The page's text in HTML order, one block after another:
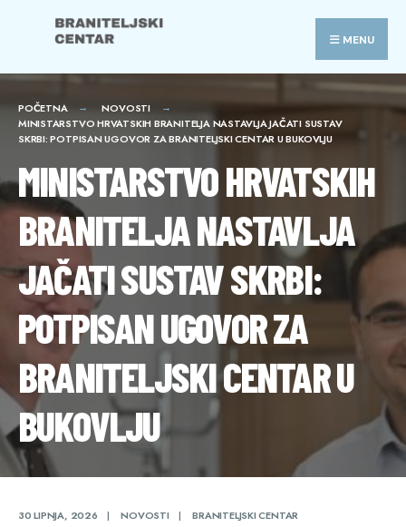
content
MENU
POČETNA
NOVOSTI
MINISTARSTVO HRVATSKIH BRANITELJA NASTAVLJA JAČATI SUSTAV
SKRBI: POTPISAN UGOVOR ZA BRANITELJSKI CENTAR U BUKOVLJU
MINISTARSTVO HRVATSKIH
BRANITELJA NASTAVLJA
JAČATI SUSTAV SKRBI:
POTPISAN UGOVOR ZA
BRANITELJSKI CENTAR U
BUKOVLJU
30 LIPNJA, 2026 | NOVOSTI | BRANITELJSKI CENTAR
for: